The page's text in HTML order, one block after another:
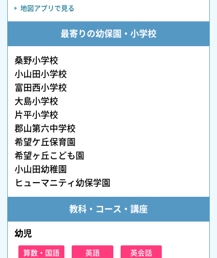
地図アプリで見る
最寄りの幼保園・小学校
桑野小学校
小山田小学校
富田西小学校
大島小学校
片平小学校
郡山第六中学校
希望ケ丘保育園
希望ヶ丘こども園
小山田幼稚園
ヒューマニティ幼保学園
教科・コース・講座
幼児
算数・国語 英語 英会話